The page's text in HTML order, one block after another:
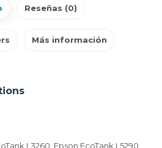
Reseñas (0)
Más información
L3260, Epson EcoTank L5290,